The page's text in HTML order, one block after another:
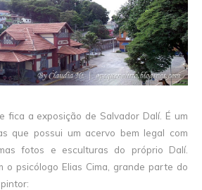
fica a exposição de Salvador Dalí. É um
que possui um acervo bem legal com
fotos e esculturas do próprio Dalí.
o psicólogo Elias Cima, grande parte do